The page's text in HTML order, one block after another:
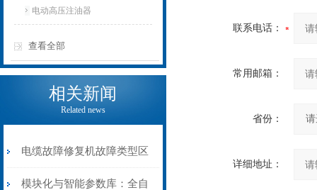
电动高压注油器
查看全部
相关新闻
Related news
电缆故障修复机故障类型区
分指南：从“绝缘电
模块化与智能参数库：全自
联系电话：
常用邮箱：
省份：
详细地址：